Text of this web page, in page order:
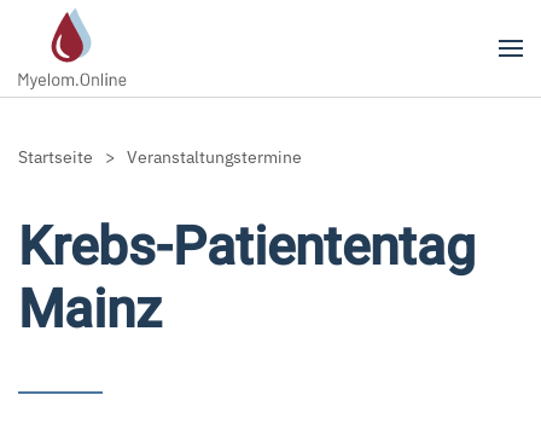
Zum Hauptinhalt springen
Startseite Veranstaltungstermine
Krebs-Patiententag
Mainz